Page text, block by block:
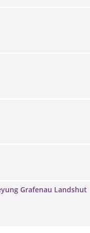
Grafenau Landshut